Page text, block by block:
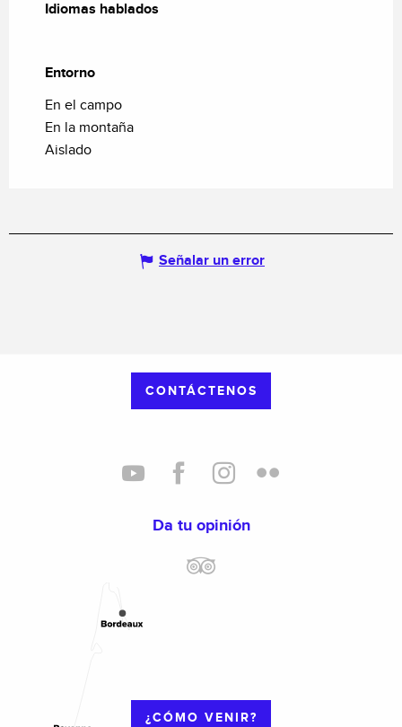
Idiomas hablados
Idiomas hablados
Entorno
Entorno
En el campo
En la montaña
Aislado
Señalar un error
CONTÁCTENOS
Da tu opinión
¿CÓMO VENIR?